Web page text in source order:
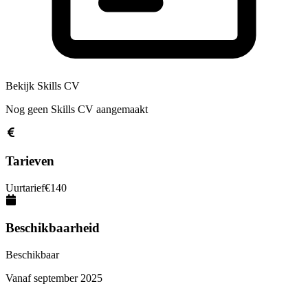
Bekijk Skills CV
Nog geen Skills CV aangemaakt
Tarieven
Uurtarief€140
Beschikbaarheid
Beschikbaar
Vanaf september 2025